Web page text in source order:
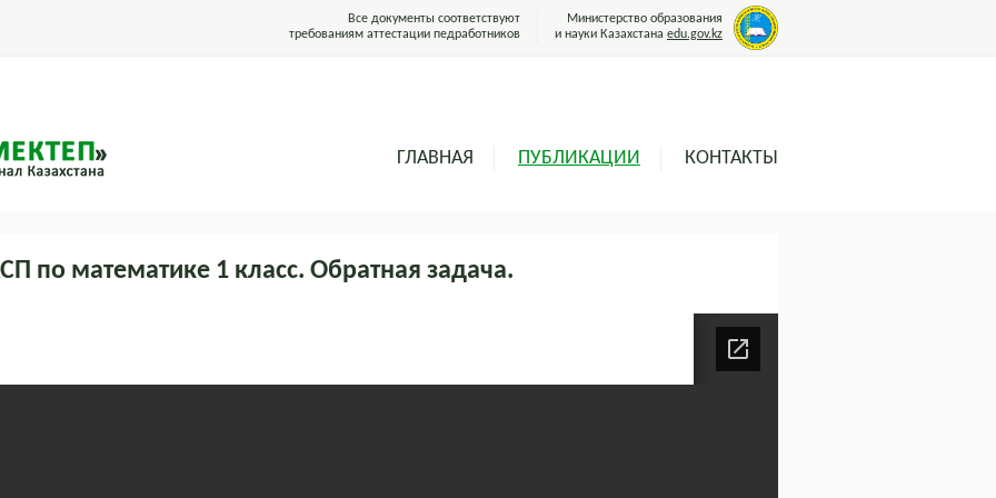
Все документы соответствуют
требованиям аттестации педработников
Министерство образования
и науки Казахстана edu.gov.kz
ГЛАВНАЯ ПУБЛИКАЦИИ КОНТАКТЫ
по математике 1 класс. Обратная задача.